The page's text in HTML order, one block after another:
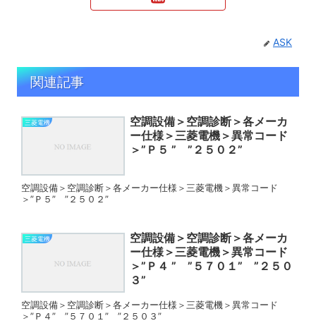
ASK
関連記事
三菱電機
空調設備＞空調診断＞各メーカ
ー仕様＞三菱電機＞異常コード
＞”Ｐ５ ” ”２５０２”
空調設備＞空調診断＞各メーカー仕様＞三菱電機＞異常コード
＞”Ｐ５” ”２５０２”
三菱電機
空調設備＞空調診断＞各メーカ
ー仕様＞三菱電機＞異常コード
＞”Ｐ４ ” ”５７０１” ”２５０
３”
空調設備＞空調診断＞各メーカー仕様＞三菱電機＞異常コード
＞”Ｐ４” ”５７０１” ”２５０３”